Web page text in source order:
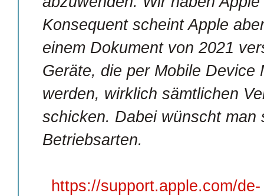
Konsequent scheint Apple
einem Dokument von 2021
Geräte, die per Mobile Device
werden, wirklich sämtlichen
schicken. Dabei wünscht
Betriebsarten.
https://support.apple.com/de-